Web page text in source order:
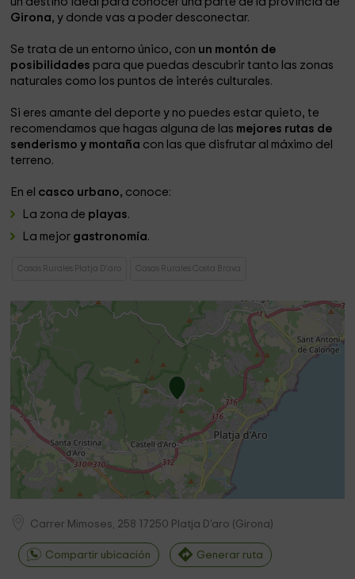
Girona, y donde vas a poder desconectar.
Se trata de un entorno único, con un montón de
posibilidades para que puedas descubrir tanto las zonas
naturales como los puntos de interés culturales.
Si eres amante del deporte y no puedes estar quieto, te
recomendamos que hagas alguna de las mejores rutas de
senderismo y montaña con las que disfrutar al máximo del
terreno.
En el casco urbano, conoce:
La zona de playas.
La mejor gastronomía.
Casas Rurales Platja D'aro Casas Rurales Costa Brava
Carrer Mimoses, 258 17250 Platja D'aro (Girona)
Compartir ubicación Generar ruta